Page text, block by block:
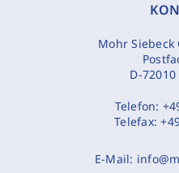
Mohr Siebeck
D-
Telefon:
Telefax:
E-Mail: